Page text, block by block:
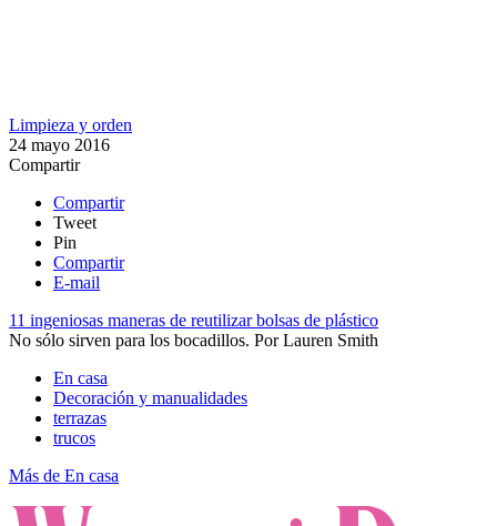
Limpieza y orden
24 mayo 2016
Compartir
Compartir
Tweet
Pin
Compartir
E-mail
11 ingeniosas maneras de reutilizar bolsas de plástico
No sólo sirven para los bocadillos. PorLauren Smith
En casa
Decoración y manualidades
terrazas
trucos
Más de En casa